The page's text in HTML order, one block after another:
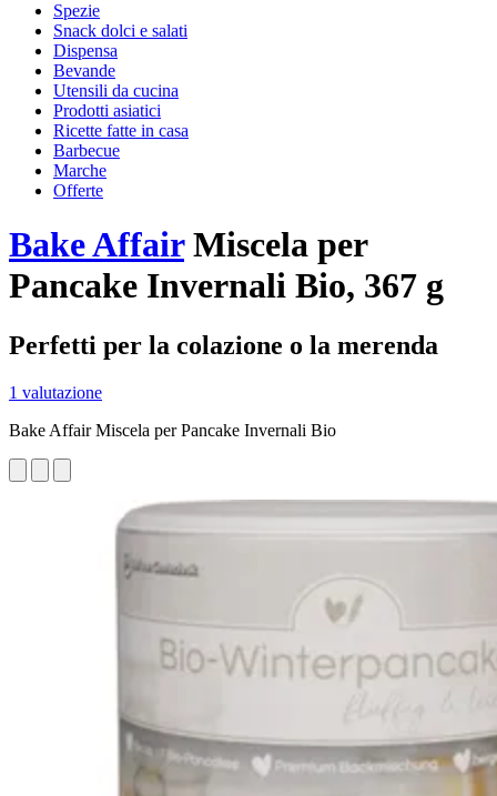
Spezie
Snack dolci e salati
Dispensa
Bevande
Utensili da cucina
Prodotti asiatici
Ricette fatte in casa
Barbecue
Marche
Offerte
Bake AffairMiscela per
Pancake Invernali Bio, 367 g
Perfetti per la colazione o la merenda
1 valutazione
Bake Affair Miscela per Pancake Invernali Bio